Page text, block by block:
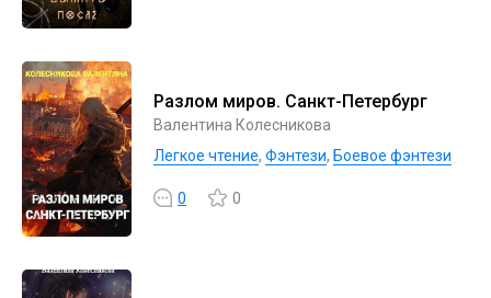
Разлом миров. Санкт-Петербург
Валентина Колесникова
Легкое чтение, Фэнтези, Боевое фэнтези
0 0